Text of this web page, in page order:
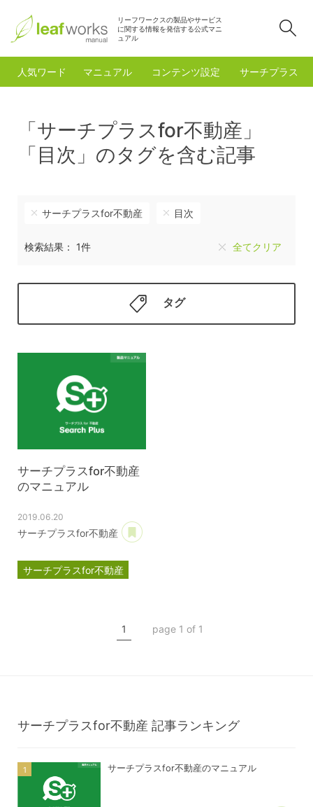
リーフワークスの製品やサービス
に関する情報を発信する公式マニ
ュアル
人気ワード マニュアル コンテンツ設定 サーチプラスfor
「サーチプラスfor不動産」
「目次」のタグを含む記事
サーチプラスfor不動産 目次
検索結果： 1件 全てクリア
タグ
サーチプラスfor不動産
のマニュアル
2019.06.20
サーチプラスfor不動産
サーチプラスfor不動産
1 page 1 of 1
サーチプラスfor不動産 記事ランキング
サーチプラスfor不動産のマニュアル